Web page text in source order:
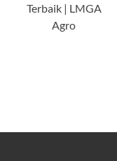
Terbaik | LMGA
Agro